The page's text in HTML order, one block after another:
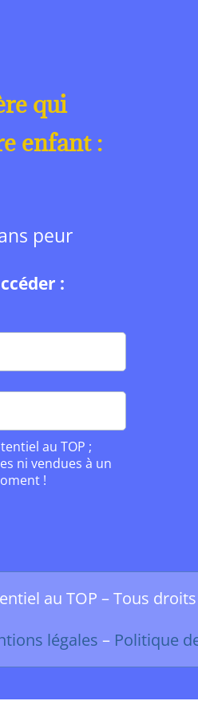
qui
enfant :
peur
:
au TOP ;
ni vendues à un
!
au TOP – Tous
légales – Politique